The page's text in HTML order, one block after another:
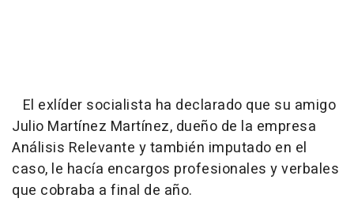
El exlíder socialista ha declarado que su amigo
Julio Martínez Martínez, dueño de la empresa
Análisis Relevante y también imputado en el
caso, le hacía encargos profesionales y verbales
que cobraba a final de año.